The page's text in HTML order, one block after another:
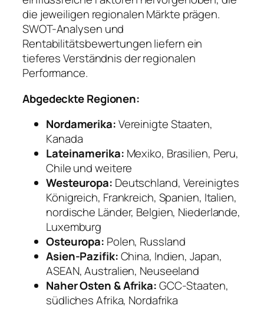
die jeweiligen regionalen Märkte prägen.
SWOT-Analysen und
Rentabilitätsbewertungen liefern ein
tieferes Verständnis der regionalen
Performance.
Abgedeckte Regionen:
Nordamerika:Vereinigte Staaten,
Kanada
Lateinamerika: Mexiko, Brasilien, Peru,
Chile und weitere
Westeuropa: Deutschland, Vereinigtes
Königreich, Frankreich, Spanien, Italien,
nordische Länder, Belgien, Niederlande,
Luxemburg
Osteuropa: Polen, Russland
Asien-Pazifik:China, Indien, Japan,
ASEAN, Australien, Neuseeland
Naher Osten & Afrika:GCC-Staaten,
südliches Afrika, Nordafrika